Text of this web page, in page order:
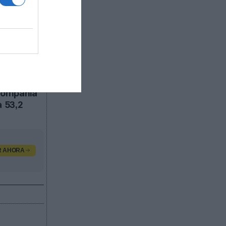
se
dólares
o
suma
53,2
AHORA